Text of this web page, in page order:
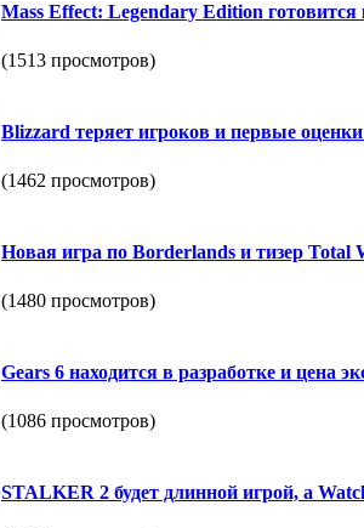
Mass Effect: Legendary Edition
(1513 просмотров)
Blizzard теряет игроков и первые
(1462 просмотров)
Новая игра по Borderlands и тизер
(1480 просмотров)
Gears 6 находится в разработке и цена
(1086 просмотров)
STALKER 2 будет длинной игрой, а